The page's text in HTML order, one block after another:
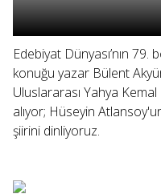
Edebiyat Dünyası’nın
konuğu yazar Bülent
Uluslararası Yahya
alıyor; Hüseyin
şiirini dinliyoruz.